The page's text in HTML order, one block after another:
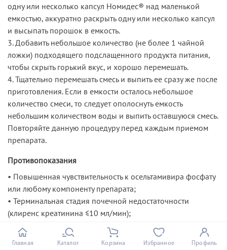
одну или несколько капсул Номидес® над маленькой
емкостью, аккуратно раскрыть одну или несколько капсул
и высыпать порошок в емкость.
3. Добавить небольшое количество (не более 1 чайной
ложки) подходящего подслащенного продукта питания,
чтобы скрыть горький вкус, и хорошо перемешать.
4. Тщательно перемешать смесь и выпить ее сразу же после
приготовления. Если в емкости осталось небольшое
количество смеси, то следует ополоснуть емкость
небольшим количеством воды и выпить оставшуюся смесь.
Повторяйте данную процедуру перед каждым приемом
препарата.
Противопоказания
• Повышенная чувствительность к осельтамивира фосфату
или любому компоненту препарата;
• Терминальная стадия почечной недостаточности
(клиренс креатинина ≤10 мл/мин);
• Тяжелая печеночная недостаточность;
• Детский возраст до 1 года.
Главная Каталог Корзина Избранное Профиль